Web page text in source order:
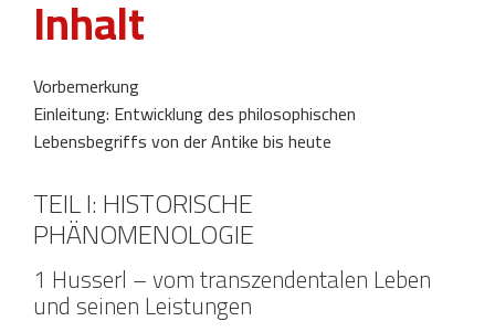
Inhalt
Vorbemerkung
Einleitung: Entwicklung des philosophischen
Lebensbegriffs von der Antike bis heute
TEIL I: HISTORISCHE
PHÄNOMENOLOGIE
1 Husserl – vom transzendentalen Leben
und seinen Leistungen